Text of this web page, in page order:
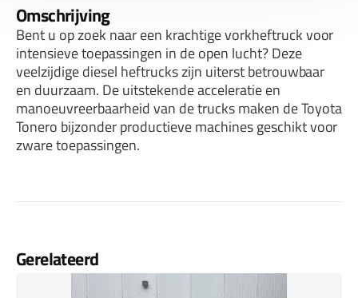
Omschrijving
Bent u op zoek naar een krachtige vorkheftruck voor
intensieve toepassingen in de open lucht? Deze
veelzijdige diesel heftrucks zijn uiterst betrouwbaar
en duurzaam. De uitstekende acceleratie en
manoeuvreerbaarheid van de trucks maken de Toyota
Tonero bijzonder productieve machines geschikt voor
zware toepassingen.
Gerelateerd